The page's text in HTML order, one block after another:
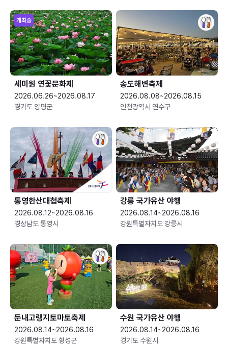
개최중
세미원 연꽃문화제
2026.06.26~2026.08.17
경기도 양평군
송도해변축제
2026.08.08~2026.08.15
인천광역시 연수구
통영한산대첩축제
2026.08.12~2026.08.16
경상남도 통영시
강릉 국가유산 야행
2026.08.14~2026.08.16
강원특별자치도 강릉시
둔내고랭지토마토축제
2026.08.14~2026.08.16
강원특별자치도 횡성군
수원 국가유산 야행
2026.08.14~2026.08.16
경기도 수원시